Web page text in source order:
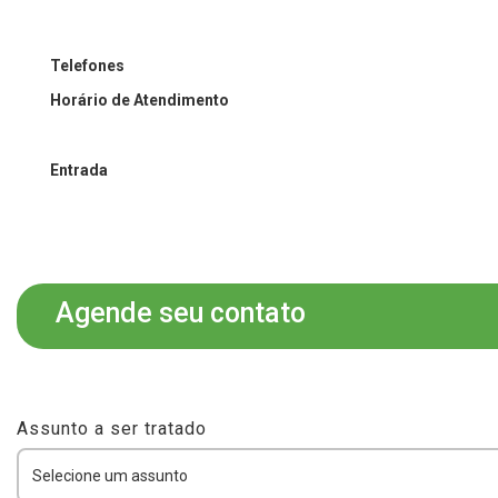
Telefones
Horário de Atendimento
Entrada
Agende seu contato
Assunto a ser tratado